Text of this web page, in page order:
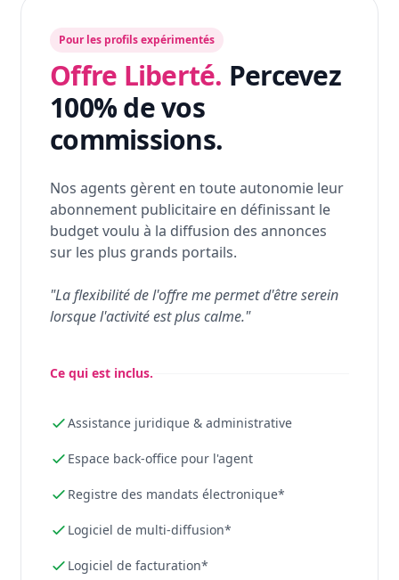
Pour les profils expérimentés
Offre Liberté. Percevez
100% de vos
commissions.
Nos agents gèrent en toute autonomie leur
abonnement publicitaire en définissant le
budget voulu à la diffusion des annonces
sur les plus grands portails.
"La flexibilité de l'offre me permet d'être serein
lorsque l'activité est plus calme."
Ce qui est inclus.
Assistance juridique & administrative
Espace back-office pour l'agent
Registre des mandats électronique*
Logiciel de multi-diffusion*
Logiciel de facturation*